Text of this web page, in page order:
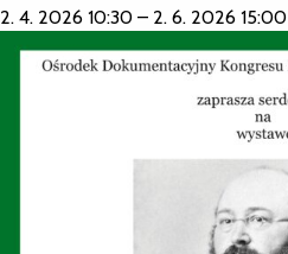
2. 4. 2026 10:30 – 2. 6. 2026 15:00